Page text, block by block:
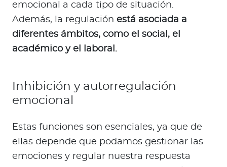
emocional a cada tipo de situación.
Además, la regulación está asociada a
diferentes ámbitos, como el social, el
académico y el laboral.
Inhibición y autorregulación
emocional
Estas funciones son esenciales, ya que de
ellas depende que podamos gestionar las
emociones y regular nuestra respuesta